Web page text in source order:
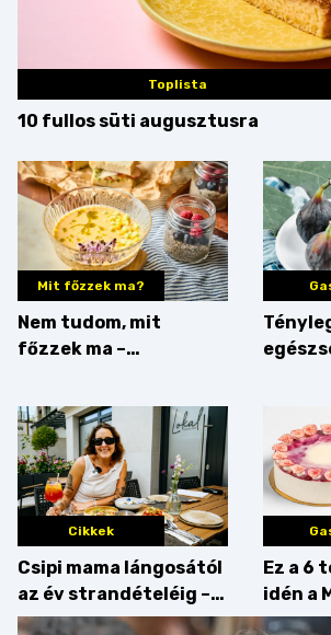
Toplista
10 fullos süti augusztusra
Mit főzzek ma?
Nem tudom, mit
főzzek ma –
Cikkek
Csipi mama lángosától
az év strandételéig –
idén is felzabáltuk a
Ez a 6
idén a